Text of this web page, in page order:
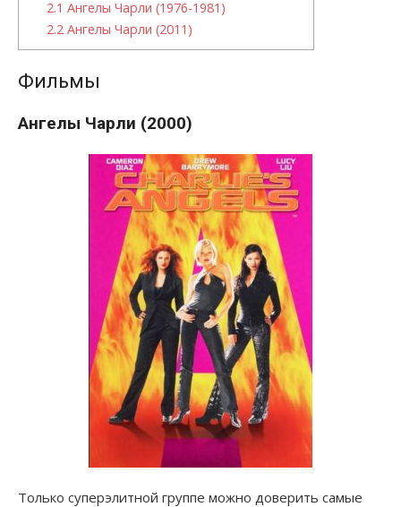
2.1 Ангелы Чарли (1976-1981)
2.2 Ангелы Чарли (2011)
Фильмы
Ангелы Чарли (2000)
Только суперэлитной группе можно доверить самые